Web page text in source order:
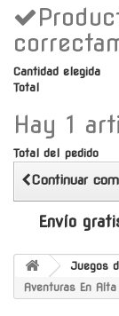
Envío gratis a
partir de
Cantidad elegida
Total
Hay 1
Total del pedido
Continuar
Envío
Juegos
Aventuras En